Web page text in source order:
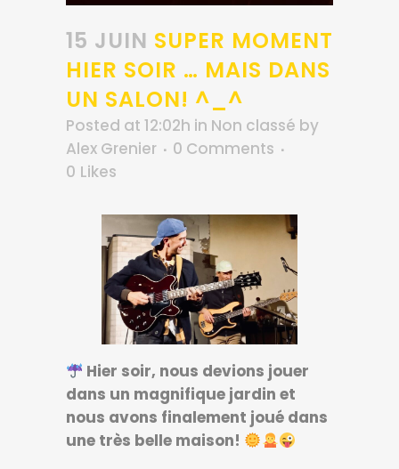
15 JUIN SUPER MOMENT
HIER SOIR … MAIS DANS
UN SALON! ^_^
Posted at 12:02h in Non classé by
Alex Grenier
0 Comments
0 Likes
Hier soir, nous devions jouer
dans un magnifique jardin et
nous avons finalement joué dans
une très belle maison!